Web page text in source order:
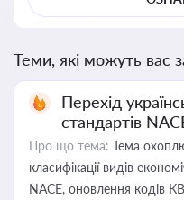
Теми, які можуть вас
Перехід
стандартів
Про що тема: Тема
класифікації видів
NACE, оновлення кодів